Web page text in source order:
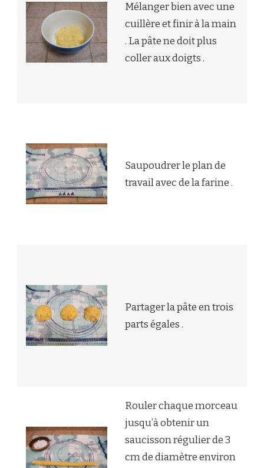
Mélanger bien avec une
cuillère et finir à la main
. La pâte ne doit plus
coller aux doigts .
Saupoudrer le plan de
travail avec de la farine .
Partager la pâte en trois
parts égales .
Rouler chaque morceau
jusqu’à obtenir un
saucisson régulier de 3
cm de diamètre environ